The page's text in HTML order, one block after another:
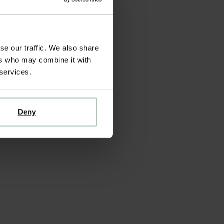
our traffic. We also share
who may combine it with
Deny